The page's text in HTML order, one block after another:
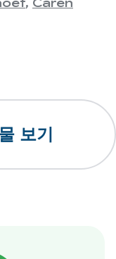
것을 환영합니
, Caren
보기